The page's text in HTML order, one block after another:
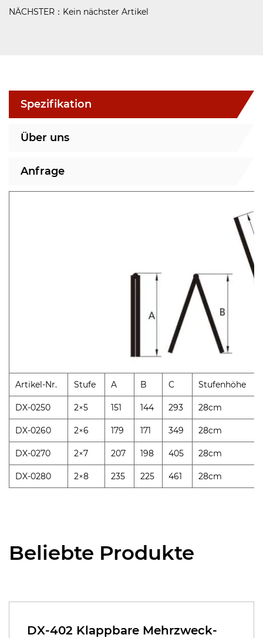
NÄCHSTER：Kein nächster Artikel
Spezifikation
Über uns
Anfrage
Artikel-Nr. Stufe A B C Stufenhöhe
DX-0250 2×5 151 144 293 28cm
DX-0260 2×6 179 171 349 28cm
DX-0270 2×7 207 198 405 28cm
DX-0280 2×8 235 225 461 28cm
Beliebte Produkte
DX-402 Klappbare Mehrzweck-